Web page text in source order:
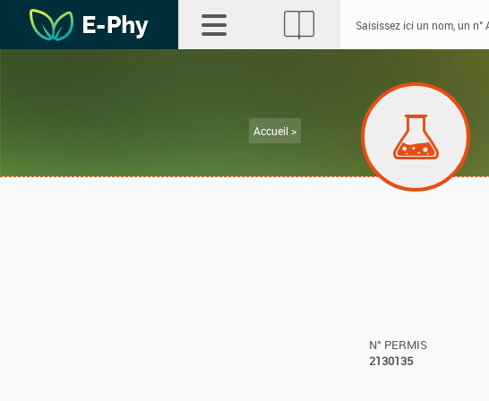
Accueil >
N° PERMIS
2130135